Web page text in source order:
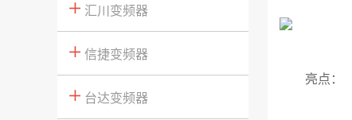
汇川变频器
信捷变频器
台达变频器
亮点：